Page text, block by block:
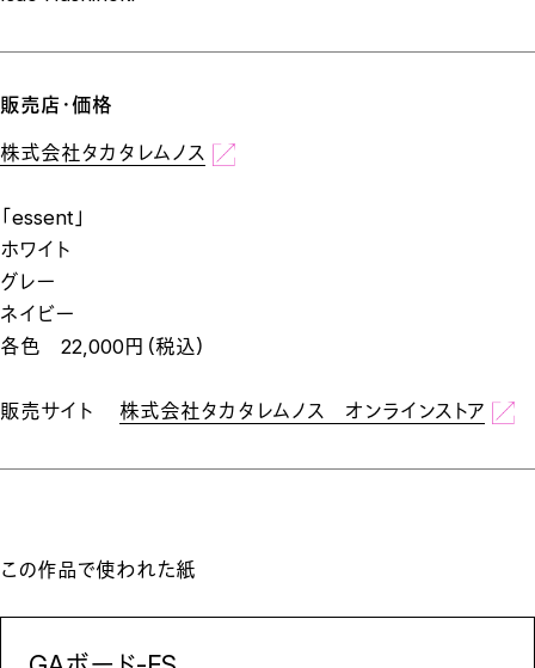
販売店・価格
株式会社タカタレムノス
「essent」
ホワイト
グレー
ネイビー
各色 22,000円（税込）
販売サイト 株式会社タカタレムノス オンラインストア
この作品で使われた紙